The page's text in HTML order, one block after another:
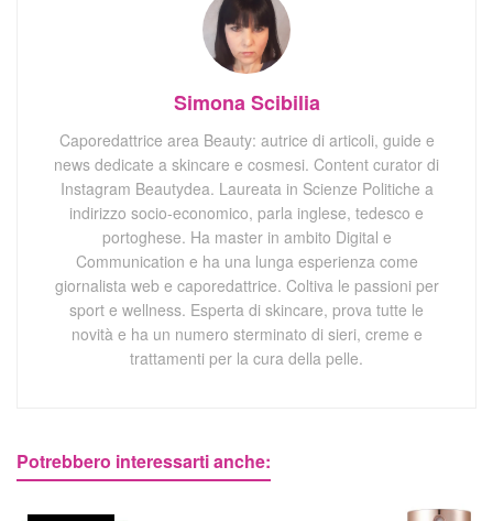
Simona Scibilia
Caporedattrice area Beauty: autrice di articoli, guide e
news dedicate a skincare e cosmesi. Content curator di
Instagram Beautydea. Laureata in Scienze Politiche a
indirizzo socio-economico, parla inglese, tedesco e
portoghese. Ha master in ambito Digital e
Communication e ha una lunga esperienza come
giornalista web e caporedattrice. Coltiva le passioni per
sport e wellness. Esperta di skincare, prova tutte le
novità e ha un numero sterminato di sieri, creme e
trattamenti per la cura della pelle.
Potrebbero interessarti anche: